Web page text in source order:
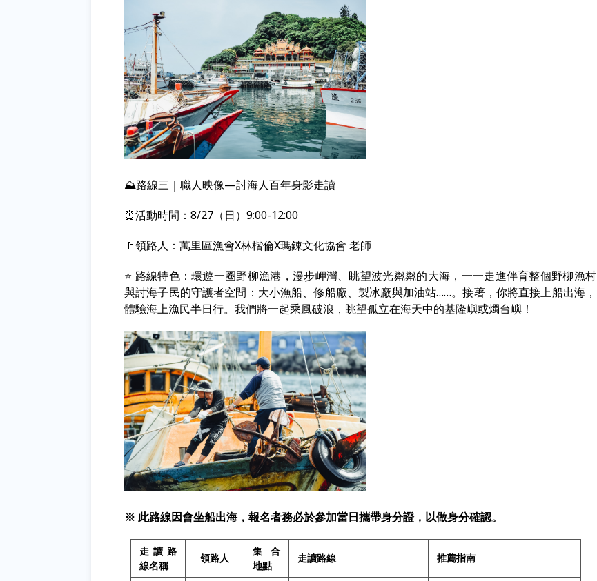
⛰️路線三｜職人映像—討海人百年身影走讀
⏰活動時間：8/27（日）9:00-12:00
🚩領路人：萬里區漁會X林楷倫X瑪鋉文化協會 老師
⭐ 路線特色：環遊一圈野柳漁港，漫步岬灣、眺望波光粼粼的大海，一一走進伴育整個野柳漁村
與討海子民的守護者空間：大小漁船、修船廠、製冰廠與加油站……。接著，你將直接上船出海，
體驗海上漁民半日行。我們將一起乘風破浪，眺望孤立在海天中的基隆嶼或燭台嶼！
※ 此路線因會坐船出海，報名者務必於參加當日攜帶身分證，以做身分確認。
走讀路
線名稱
領路人
集合
地點
走讀路線 推薦指南